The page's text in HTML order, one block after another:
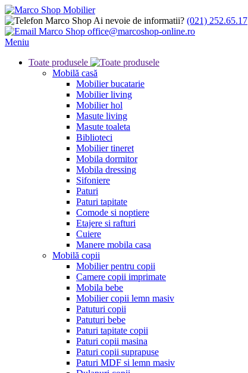
Ai nevoie de informatii? (021) 252.65.17
office@marcoshop-online.ro
Meniu
Toate produsele
Mobilă casă
Mobilier bucatarie
Mobilier living
Mobilier hol
Masute living
Masute toaleta
Biblioteci
Mobilier tineret
Mobila dormitor
Mobila dressing
Sifoniere
Paturi
Paturi tapitate
Comode si noptiere
Etajere si rafturi
Cuiere
Manere mobila casa
Mobilă copii
Mobilier pentru copii
Camere copii imprimate
Mobila bebe
Mobilier copii lemn masiv
Patuturi copii
Patuturi bebe
Paturi tapitate copii
Paturi copii masina
Paturi copii suprapuse
Paturi MDF si lemn masiv